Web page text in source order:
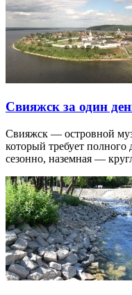
Свияжск за один
Свияжск — островной
который требует полного
сезонно, наземная —